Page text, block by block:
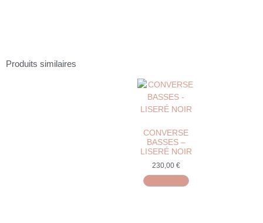
Produits similaires
CONVERSE
BASSES –
LISERÉ NOIR
230,00 €
Personnaliser